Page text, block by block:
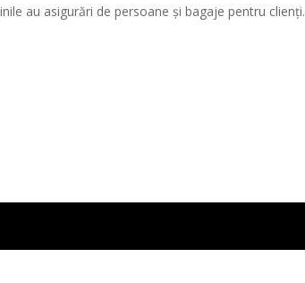
au asigurări de persoane și bagaje pentru clienți.